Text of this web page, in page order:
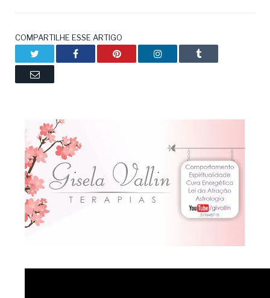
COMPARTILHE ESSE ARTIGO
Facebook Pinterest LinkedIn Tumblr
Email